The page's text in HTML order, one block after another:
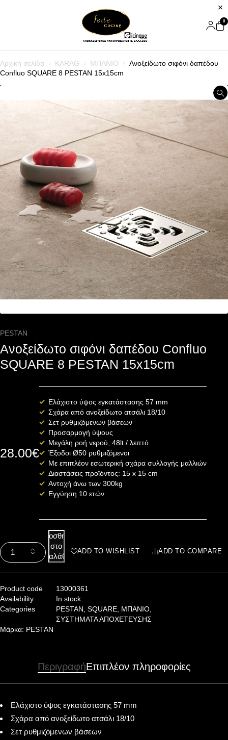
0
Αρχική σελίδα KARAG ΜΠΑΝΙΟ
Ανοξείδωτο σιφόνι δαπέδου
Confluo SQUARE 8 PESTAN 15x15cm
PESTAN
Ανοξείδωτο σιφόνι δαπέδου Confluo
SQUARE 8 PESTAN 15x15cm
28.00€
Ελάχιστο ύψος εγκατάστασης 57 mm
Σχάρα από ανοξείδωτο ατσάλι 18/10
Σετ ρυθμιζόμενων βάσεων
Προσαρμογή ύψους
Μεγάλη ροή νερού, 48lt / λεπτό
Έξοδοι Ø50 ρυθμιζόμενοι
Με επιπλέον εσωτερική σχάρα συλλογής μαλλιών
Διαστάσεις προϊόντος: 15 x 15 cm
Αντοχή άνω των 300kg
Εγγύηση 10 ετών
Προσθήκη
στο
καλάθι
ADD TO WISHLIST ADD TO COMPARE
Product code
13000361
Availability
In stock
Categories
PESTAN, SQUARE, ΜΠΑΝΙΟ,
ΣΥΣΤΗΜΑΤΑ ΑΠΟΧΕΤΕΥΣΗΣ
Μάρκα: PESTAN
ΠεριγραφήΕπιπλέον πληροφορίες
Ελάχιστο ύψος εγκατάστασης 57 mm
Σχάρα από ανοξείδωτο ατσάλι 18/10
Σετ ρυθμιζόμενων βάσεων